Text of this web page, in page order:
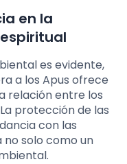
en la
es evidente,
a los Apus ofrece
relación entre los
protección de las
con las
no solo como un